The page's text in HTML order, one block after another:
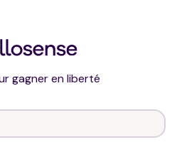
gagner en liberté